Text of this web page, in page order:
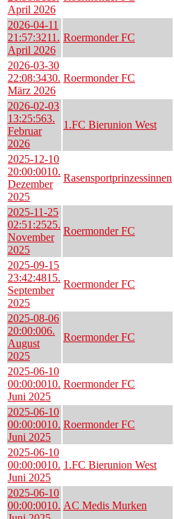
April 2026
2026-04-11
21:57:3211.
April 2026
Roermonder FC
2026-03-30
22:08:3430.
März 2026
Roermonder FC
2026-02-03
13:25:563.
Februar
2026
1.FC Bierunion West
2025-12-10
20:00:0010.
Dezember
2025
Rasensportprinzessinnen
2025-11-25
02:51:2525.
November
2025
Roermonder FC
2025-09-15
23:42:4815.
September
2025
Roermonder FC
2025-08-06
20:00:006.
August
2025
Roermonder FC
2025-06-10
00:00:0010.
Juni 2025
Roermonder FC
2025-06-10
00:00:0010.
Juni 2025
Roermonder FC
2025-06-10
00:00:0010.
Juni 2025
1.FC Bierunion West
2025-06-10
00:00:0010. AC Medis Murken